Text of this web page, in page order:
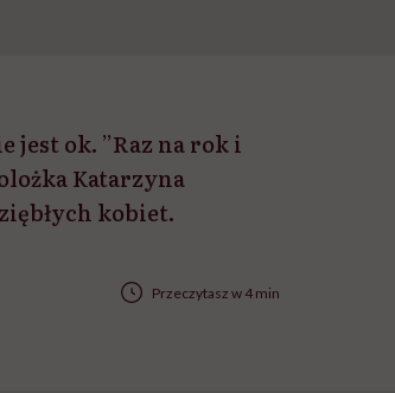
jest ok. ”Raz na rok i
Katarzyna
kobiet.
Przeczytasz w 4 min